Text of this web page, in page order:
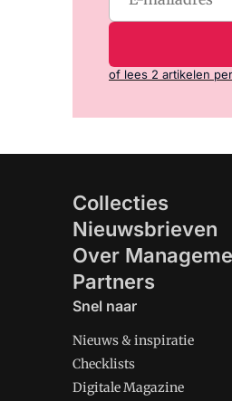
of lees 2 artikelen
Collecties
Nieuwsbrieven
Over
Partners
Snel naar
Nieuws & inspiratie
Checklists
Digitale Magazine